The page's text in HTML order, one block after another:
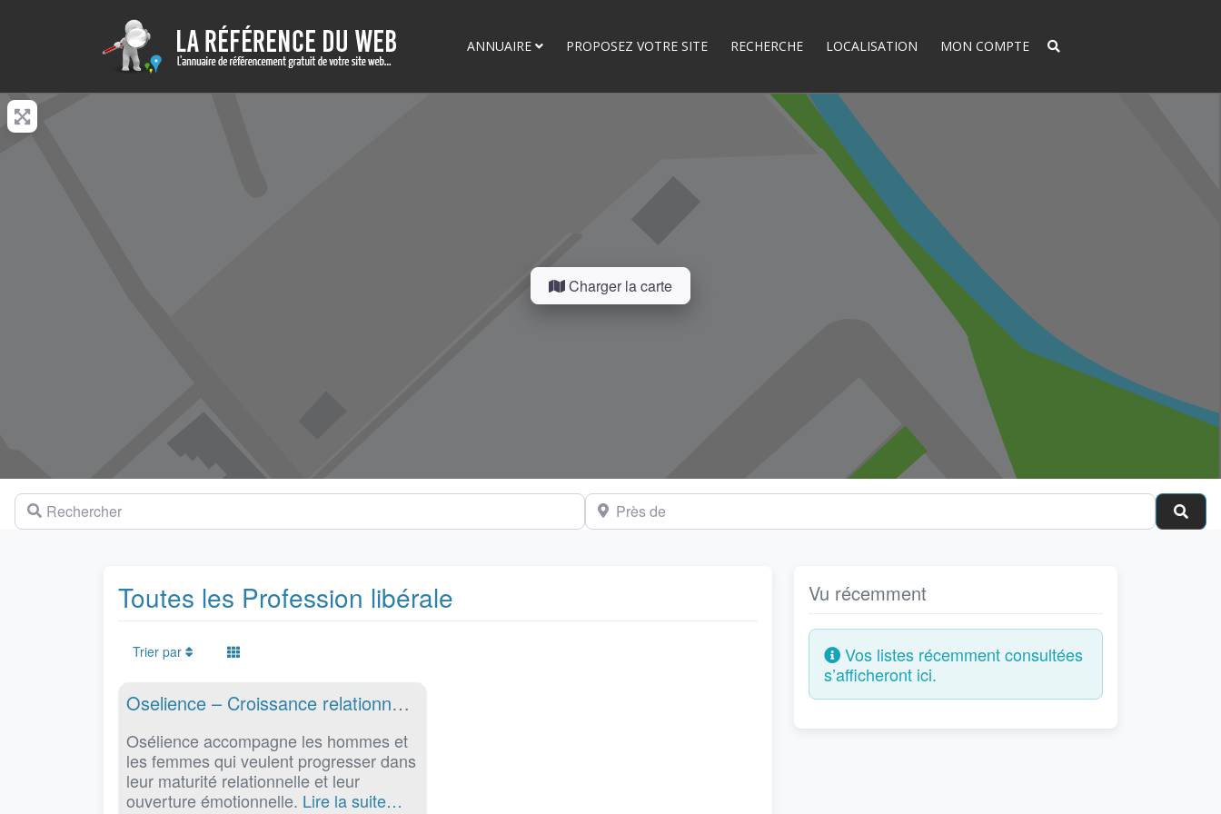
ANNUAIRE PROPOSEZ VOTRE SITE RECHERCHE LOCALISATION MON COMPTE
Charger la carte
Rechercher Près de
Toutes les Profession libérale
Trier par
Profession libérale
Oselience – Croissance relationnelle – Essence personnelle
Osélience accompagne les hommes et
les femmes qui veulent progresser dans
leur maturité relationnelle et leur
ouverture émotionnelle. Lire la suite…
Vu récemment
Vos listes récemment consultées
s’afficheront ici.